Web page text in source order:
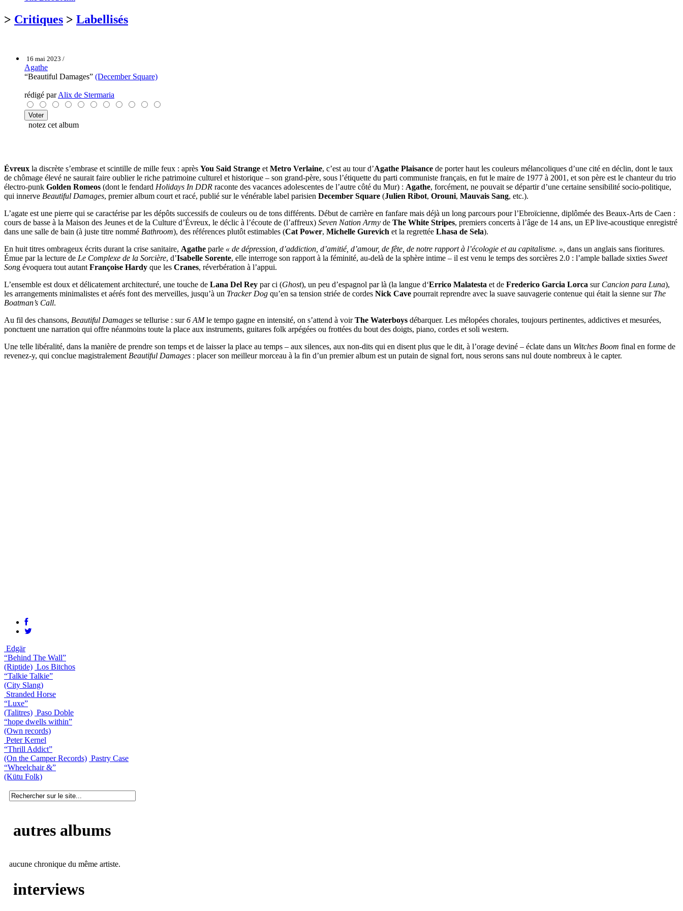
> Critiques > Labellisés
16 mai 2023 /
Agathe
“Beautiful Damages” (December Square)
rédigé parAlix de Stermaria
notez cet album
Évreux la discrète s’embrase et scintille de mille feux : après You Said Strange et Metro Verlaine, c’est au tour d’Agathe Plaisance de porter haut les couleurs mélancoliques d’une cité en déclin, dont le taux
de chômage élevé ne saurait faire oublier le riche patrimoine culturel et historique – son grand-père, sous l’étiquette du parti communiste français, en fut le maire de 1977 à 2001, et son père est le chanteur du trio
électro-punk Golden Romeos (dont le fendard Holidays In DDR raconte des vacances adolescentes de l’autre côté du Mur) : Agathe, forcément, ne pouvait se départir d’une certaine sensibilité socio-politique,
qui innerve Beautiful Damages, premier album court et racé, publié sur le vénérable label parisien December Square (Julien Ribot, Orouni, Mauvais Sang, etc.).
L’agate est une pierre qui se caractérise par les dépôts successifs de couleurs ou de tons différents. Début de carrière en fanfare mais déjà un long parcours pour l’Ebroïcienne, diplômée des Beaux-Arts de Caen :
cours de basse à la Maison des Jeunes et de la Culture d’Évreux, le déclic à l’écoute de (l’affreux) Seven Nation Army de The White Stripes, premiers concerts à l’âge de 14 ans, un EP live-acoustique enregistré
dans une salle de bain (à juste titre nommé Bathroom), des références plutôt estimables (Cat Power, Michelle Gurevich et la regrettée Lhasa de Sela).
En huit titres ombrageux écrits durant la crise sanitaire, Agathe parle « de dépression, d’addiction, d’amitié, d’amour, de fête, de notre rapport à l’écologie et au capitalisme. », dans un anglais sans fioritures.
Émue par la lecture de Le Complexe de la Sorcière, d’Isabelle Sorente, elle interroge son rapport à la féminité, au-delà de la sphère intime – il est venu le temps des sorcières 2.0 : l’ample ballade sixties Sweet
Song évoquera tout autant Françoise Hardy que les Cranes, réverbération à l’appui.
L’ensemble est doux et délicatement architecturé, une touche de Lana Del Rey par ci (Ghost), un peu d’espagnol par là (la langue d‘Errico Malatesta et de Frederico Garcia Lorca sur Cancion para Luna),
les arrangements minimalistes et aérés font des merveilles, jusqu’à un Tracker Dog qu’en sa tension striée de cordes Nick Cave pourrait reprendre avec la suave sauvagerie contenue qui était la sienne sur The
Boatman’s Call.
Au fil des chansons, Beautiful Damages se tellurise : sur6 AMle tempo gagne en intensité, on s’attend à voirThe Waterboys débarquer. Les mélopées chorales, toujours pertinentes, addictives et mesurées,
ponctuent une narration qui offre néanmoins toute la place aux instruments, guitares folk arpégées ou frottées du bout des doigts, piano, cordes et soli western.
Une telle libéralité, dans la manière de prendre son temps et de laisser la place au temps – aux silences, aux non-dits qui en disent plus que le dit, à l’orage deviné – éclate dans un Witches Boom final en forme de
revenez-y, qui conclue magistralement Beautiful Damages : placer son meilleur morceau à la fin d’un premier album est un putain de signal fort, nous serons sans nul doute nombreux à le capter.
Edgär
“Behind The Wall”
(Riptide) Los Bitchos
“Talkie Talkie”
(City Slang)
Stranded Horse
“Luxe”
(Talitres) Paso Doble
“hope dwells within”
(Own records)
Peter Kernel
“Thrill Addict”
(On the Camper Records) Pastry Case
“Wheelchair &”
(Kütu Folk)
autres albums
aucune chronique du même artiste.
interviews